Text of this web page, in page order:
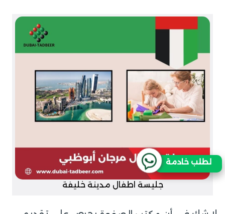
جليسة اطفال مدينة خليفة
لطلب خادمة